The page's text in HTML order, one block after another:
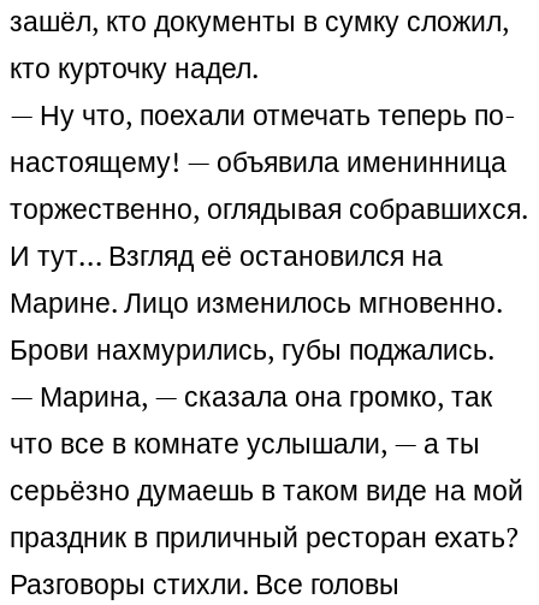
зашёл, кто документы в сумку сложил,
кто курточку надел.
— Ну что, поехали отмечать теперь по-
настоящему! — объявила именинница
торжественно, оглядывая собравшихся.
И тут… Взгляд её остановился на
Марине. Лицо изменилось мгновенно.
Брови нахмурились, губы поджались.
— Марина, — сказала она громко, так
что все в комнате услышали, — а ты
серьёзно думаешь в таком виде на мой
праздник в приличный ресторан ехать?
Разговоры стихли. Все головы